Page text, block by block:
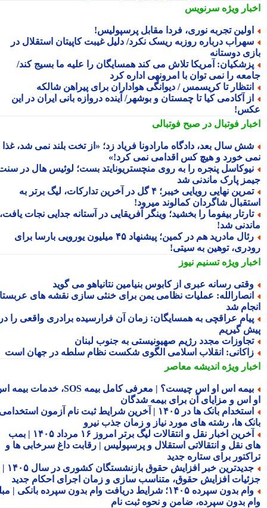
ویژهسرنویس
تجربه نوری، فردا مقابل پرسپولیس!
درباره روزبه ریسک نکرد/ دلیل غیبت کاپیتان استقلال در
دوستانه
آمریکا تلاش می کند همسایگان را علیه ما بسیج کند/
را نمی توان با امرونهی اداره کرد
تا کریسمس / دیوانگی هواداران برای پیراهن شالکه
آکادمی کیا تا چمستان و بوشهر/ آینده دروازه بانی ایران در این
فوتبال در صبح فوتبالی
سال بعد، دادگاه مارادونا فریاد زد؛ «از تخت بلند نمی شد، غذا
خورد و هیچ کس اقدامی نمی کرد!»
پنجره را به روی منچستریونایتد بست؛ لوئیس هال در سنت
پارک ماندنی شد
تمرین نهایی رویایی خیبر؛ ۴ گل در آخرین تدارکات، لیگ برتر به
شاگردان کمالوند میرود!
بیفوما را بخشید؛ وینگر آفریقایی در آستانه جدایی نجات یافت،
شد!
رئال مادرید هم در کمین؛ پیشنهاد ۴۵ میلیون یورویی بارسا برای
توهین به سیتی!
ویژهتسنیم نیوز
رسانه عبری از کابوس بنیامین نتانیاهو می گوید
عملیات نظامی یمن برای خنثی سازی نقشه های عربستان
شد
عراقچی به همسایگان: زمان آن فرارسیده برادری واقعی را در
گیریم
مجدد رژیم صهیونیستی به جنوب لبنان
انقلاب اسلامی الگوی شکست نظام سلطه در جهان است
ویژهاندیشه معاصر
بیمه اس او اس چیست؟ | معرفی کامل بیمه SOS، خدمات بیمه اس
اس و مزایای آن برای بیمه شدگان
استخدام بانک ها در ۱۴۰۵ | آخرین شرایط ثبت نام آزمون استخدامی
ها، رشته های مورد نیاز و زمان جذب نیرو
آخرین اخبار نقل و انتقالات لیگ برتر امروز ۱۶ مرداد ۱۴۰۵ | بمب
نقل و انتقالاتی استقلال و پرسپولیس | رقابت داغ سرخابی ها و
برای ستاره جدید
جدیدترین خبر افزایش حقوق بازنشستگان کشوری در سال ۱۴۰۵ |
افزایش حقوق، متناسب سازی و زمان اجرای احکام جدید
وام بدون سپرده ۱۴۰۵؛ شرایط دریافت وام بدون سپرده بانکی | مبلغ
بدون سپرده، ضامن و نحوه ثبت نام